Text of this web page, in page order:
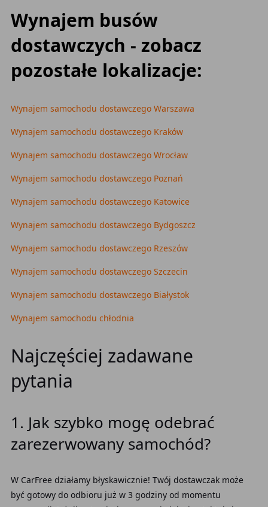
Wynajem busów
dostawczych - zobacz
pozostałe lokalizacje:
Wynajem samochodu dostawczego Warszawa
Wynajem samochodu dostawczego Kraków
Wynajem samochodu dostawczego Wrocław
Wynajem samochodu dostawczego Poznań
Wynajem samochodu dostawczego Katowice
Wynajem samochodu dostawczego Bydgoszcz
Wynajem samochodu dostawczego Rzeszów
Wynajem samochodu dostawczego Szczecin
Wynajem samochodu dostawczego Białystok
Wynajem samochodu chłodnia
Najczęściej zadawane
pytania
1. Jak szybko mogę odebrać
zarezerwowany samochód?
W CarFree działamy błyskawicznie! Twój dostawczak może
być gotowy do odbioru już w 3 godziny od momentu